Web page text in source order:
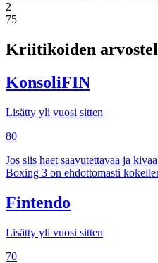
2
75
Kriitikoiden
KonsoliFIN
Lisätty yli vuosi sitten
80
Jos siis haet saavutettavaa ja
Boxing 3 on ehdottomasti
Fintendo
Lisätty yli vuosi sitten
70